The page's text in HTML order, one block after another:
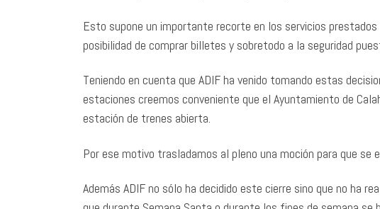
Esto supone un importante recorte en los servicios
posibilidad de comprar billetes y sobretodo a la seguridad
Teniendo en cuenta que ADIF ha venido tomando estas
estaciones creemos conveniente que el Ayuntamiento de
estación de trenes abierta.
Por ese motivo trasladamos al pleno una moción para que se
Además ADIF no sólo ha decidido este cierre sino que no ha